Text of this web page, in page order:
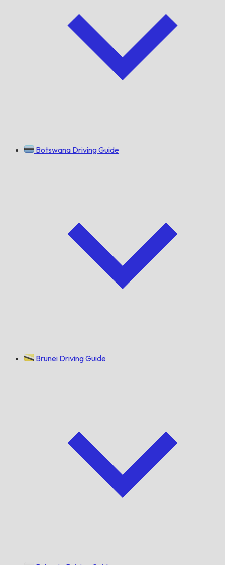
Botswana Driving Guide
Brunei Driving Guide